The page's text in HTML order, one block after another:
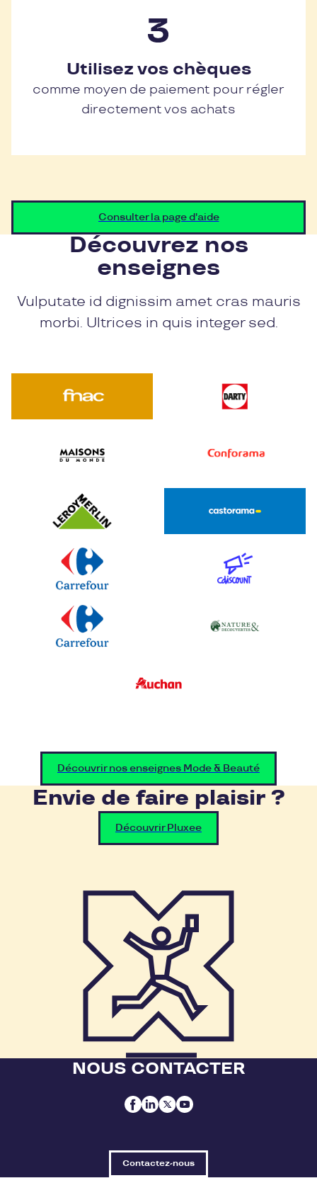
Utilisez vos chèques
comme moyen de paiement pour régler
directement vos achats
Consulter la page d'aide
Découvrez nos
enseignes
Vulputate id dignissim amet cras mauris
morbi. Ultrices in quis integer sed.
Découvrir nos enseignes Mode & Beauté
Envie de faire plaisir ?
Découvrir Pluxee
NOUS CONTACTER
Contactez-nous